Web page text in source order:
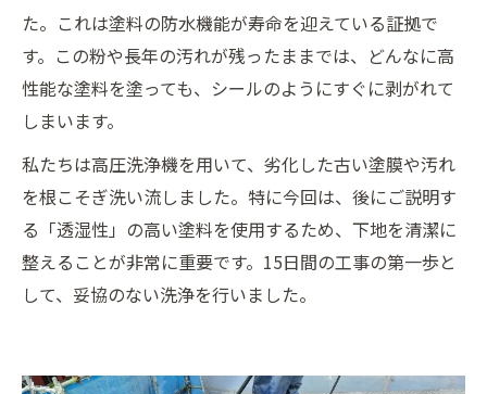
た。これは塗料の防水機能が寿命を迎えている証拠で
す。この粉や長年の汚れが残ったままでは、どんなに高
性能な塗料を塗っても、シールのようにすぐに剥がれて
しまいます。
私たちは高圧洗浄機を用いて、劣化した古い塗膜や汚れ
を根こそぎ洗い流しました。特に今回は、後にご説明す
る「透湿性」の高い塗料を使用するため、下地を清潔に
整えることが非常に重要です。15日間の工事の第一歩と
して、妥協のない洗浄を行いました。